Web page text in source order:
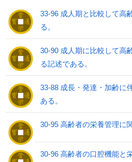
33-96 成人期と比較して高
る。
30-90 成人期に比較して高
る記述である。
33-88 成長・発達・加齢に
ある。
30-95 高齢者の栄養管理に
30-96 高齢者の口腔機能と